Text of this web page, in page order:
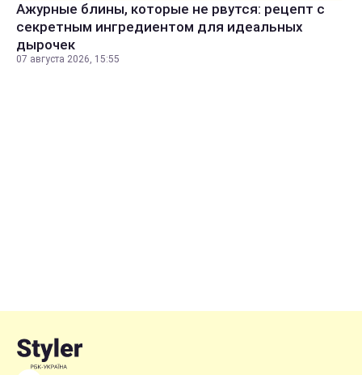
Ажурные блины, которые не рвутся: рецепт с
секретным ингредиентом для идеальных
дырочек
07 августа 2026, 15:55